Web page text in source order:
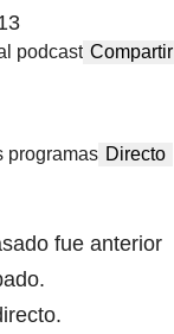
podcast Compartir
programas Directo
fue anterior